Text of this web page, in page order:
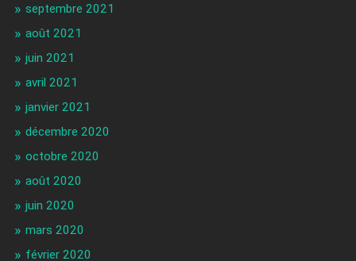
septembre 2021
août 2021
juin 2021
avril 2021
janvier 2021
décembre 2020
octobre 2020
août 2020
juin 2020
mars 2020
février 2020